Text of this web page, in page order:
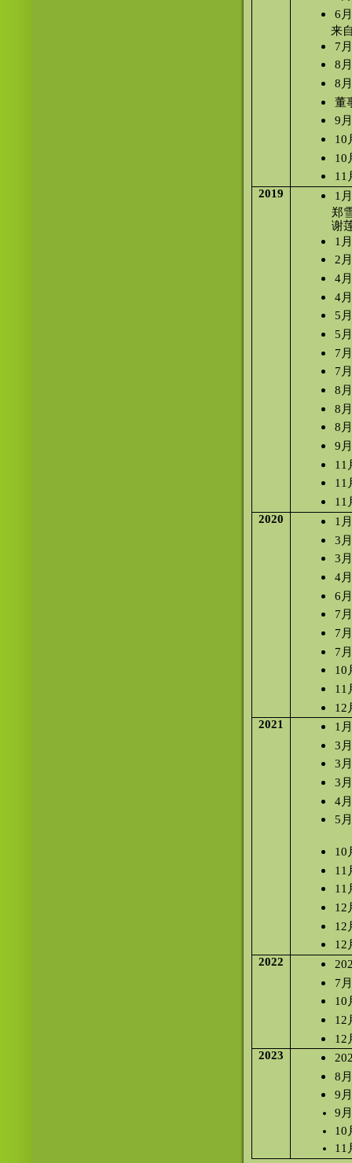
6
来
7
8
8
董
9
10
10
11
2019
1
郑
谢
1
2
4
4
5
5
7
7
8
8
8
9
11
11
11
2020
1
3
3
4
6
7
7
7
10
11
12
2021
1
3
3
3
4
5
10
11
11
12
12
12
2022
7
10
12
12
2023
8
9
9
10
11